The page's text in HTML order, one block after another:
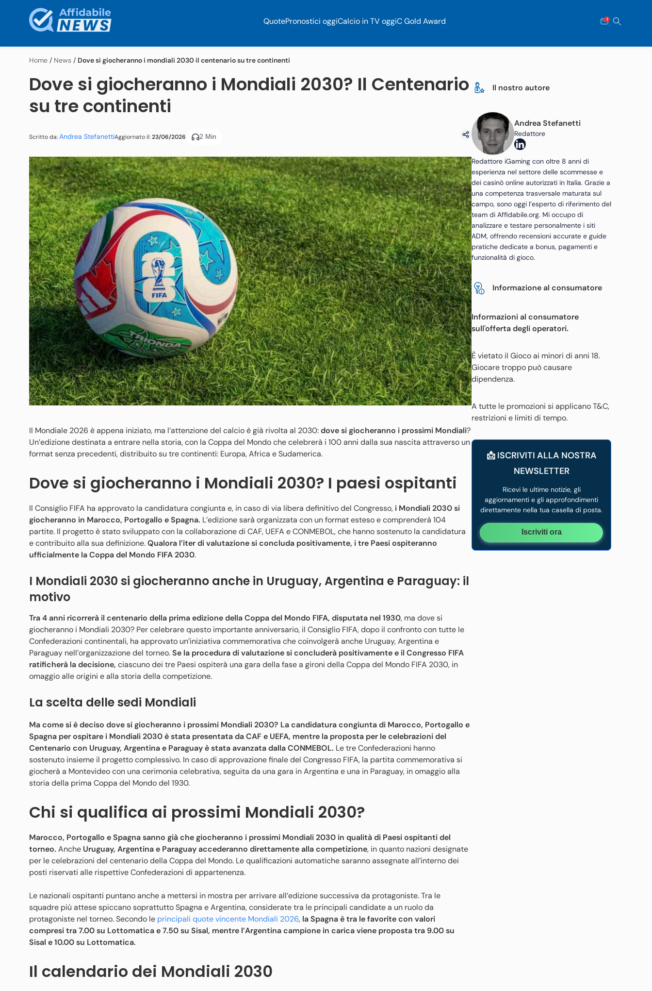
QuotePronostici oggiCalcio in TV oggiC Gold Award 1
Home / News / Dove si giocheranno i mondiali 2030 il centenario su tre continenti
Dove si giocheranno i Mondiali 2030? Il Centenario
su tre continenti
Scritto da:Andrea StefanettiAggiornato il:23/06/2026 2 Min
Il Mondiale 2026 è appena iniziato, ma l’attenzione del calcio è già rivolta al 2030:dove si giocheranno i prossimi Mondiali?
Un’edizione destinata a entrare nella storia, con la Coppa del Mondo che celebrerà i 100 anni dalla sua nascita attraverso un
format senza precedenti, distribuito su tre continenti: Europa, Africa e Sudamerica.
Dove si giocheranno i Mondiali 2030? I paesi ospitanti
Il Consiglio FIFA ha approvato la candidatura congiunta e, in caso di via libera definitivo del Congresso, i Mondiali 2030 si
giocheranno in Marocco, Portogallo e Spagna. L’edizione sarà organizzata con un format esteso e comprenderà 104
partite. Il progetto è stato sviluppato con la collaborazione di CAF, UEFA e CONMEBOL, che hanno sostenuto la candidatura
e contribuito alla sua definizione.Qualora l’iter di valutazione si concluda positivamente, i tre Paesi ospiteranno
ufficialmente la Coppa del Mondo FIFA 2030.
I Mondiali 2030 si giocheranno anche in Uruguay, Argentina e Paraguay: il
motivo
Tra 4 anni ricorrerà il centenario della prima edizione della Coppa del Mondo FIFA, disputata nel 1930, ma dove si
giocheranno i Mondiali 2030? Per celebrare questo importante anniversario, il Consiglio FIFA, dopo il confronto con tutte le
Confederazioni continentali, ha approvato un’iniziativa commemorativa che coinvolgerà anche Uruguay, Argentina e
Paraguay nell’organizzazione del torneo.Se la procedura di valutazione si concluderà positivamente e il Congresso FIFA
ratificherà la decisione, ciascuno dei tre Paesi ospiterà una gara della fase a gironi della Coppa del Mondo FIFA 2030, in
omaggio alle origini e alla storia della competizione.
La scelta delle sedi Mondiali
Ma come si è deciso dove si giocheranno i prossimi Mondiali 2030? La candidatura congiunta di Marocco, Portogallo e
Spagna per ospitare i Mondiali 2030 è stata presentata da CAF e UEFA, mentre la proposta per le celebrazioni del
Centenario con Uruguay, Argentina e Paraguay è stata avanzata dalla CONMEBOL. Le tre Confederazioni hanno
sostenuto insieme il progetto complessivo. In caso di approvazione finale del Congresso FIFA, la partita commemorativa si
giocherà a Montevideo con una cerimonia celebrativa, seguita da una gara in Argentina e una in Paraguay, in omaggio alla
storia della prima Coppa del Mondo del 1930.
Chi si qualifica ai prossimi Mondiali 2030?
Marocco, Portogallo e Spagnasanno già che giocheranno i prossimi Mondiali 2030 in qualità di Paesi ospitanti del
torneo. Anche Uruguay, Argentina e Paraguay accederanno direttamente alla competizione, in quanto nazioni designate
per le celebrazioni del centenario della Coppa del Mondo. Le qualificazioni automatiche saranno assegnate all’interno dei
posti riservati alle rispettive Confederazioni di appartenenza.
Le nazionali ospitanti puntano anche a mettersi in mostra per arrivare all’edizione successiva da protagoniste. Tra le
squadre più attese spiccano soprattutto Spagna e Argentina, considerate tra le principali candidate a un ruolo da
protagoniste nel torneo. Secondo le principali quote vincente Mondiali 2026, la Spagna è tra le favorite con valori
compresi tra 7.00 su Lottomatica e 7.50 su Sisal, mentre l’Argentina campione in carica viene proposta tra 9.00 su
Sisal e 10.00 su Lottomatica.
Il calendario dei Mondiali 2030
Il nostro autore
Andrea Stefanetti
Redattore
Redattore iGaming con oltre 8 anni di
esperienza nel settore delle scommesse e
dei casinò online autorizzati in Italia. Grazie a
una competenza trasversale maturata sul
campo, sono oggi l’esperto di riferimento del
team di Affidabile.org. Mi occupo di
analizzare e testare personalmente i siti
ADM, offrendo recensioni accurate e guide
pratiche dedicate a bonus, pagamenti e
funzionalità di gioco.
Informazione al consumatore
Informazioni al consumatore
sull'offerta degli operatori.
È vietato il Gioco ai minori di anni 18.
Giocare troppo può causare
dipendenza.
A tutte le promozioni si applicano T&C,
restrizioni e limiti di tempo.
📩 ISCRIVITI ALLA NOSTRA
NEWSLETTER
Ricevi le ultime notizie, gli
aggiornamenti e gli approfondimenti
direttamente nella tua casella di posta.
Iscriviti ora